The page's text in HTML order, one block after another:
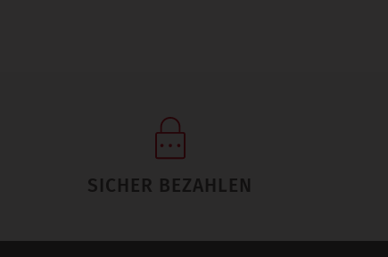
SICHER BEZAHLEN